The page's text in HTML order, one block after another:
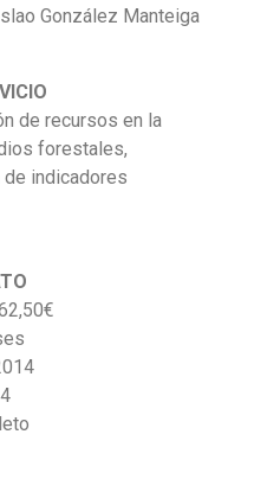
González Manteiga
de recursos en la
forestales,
indicadores